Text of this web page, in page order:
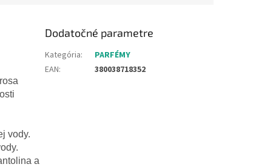
rosa
vody.
.
a
Dodatočné parametre
Kategória:
PARFÉMY
EAN: 380038718352